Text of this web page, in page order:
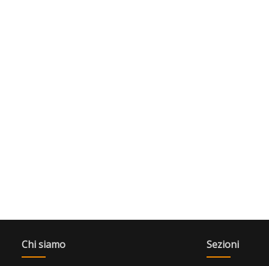
Chi siamo Sezioni